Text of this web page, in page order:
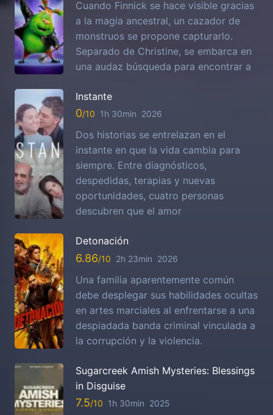
Cuando Finnick se hace visible gracias
a la magia ancestral, un cazador de
monstruos se propone capturarlo.
Separado de Christine, se embarca en
una audaz búsqueda para encontrar a
Instante
0 1h 30min 2026
Dos historias se entrelazan en el
instante en que la vida cambia para
siempre. Entre diagnósticos,
despedidas, terapias y nuevas
oportunidades, cuatro personas
descubren que el amor
Detonación
6.86 2h 23min 2026
Una familia aparentemente común
debe desplegar sus habilidades ocultas
en artes marciales al enfrentarse a una
despiadada banda criminal vinculada a
la corrupción y la violencia.
Sugarcreek Amish Mysteries: Blessings
in Disguise
7.5 1h 30min 2025